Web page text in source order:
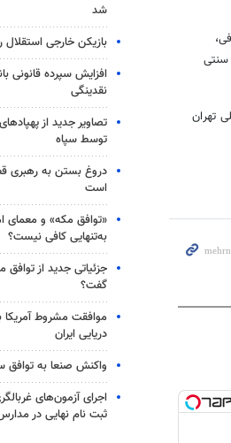
تهران
شد
بازیکن خارجی استقلال
افزایش سپرده قانونی
نقدینگی
تصاویر جدید از
توسط سپاه
دروغ بستن به رهبری
است
«توافق مکه» و معمای
به‌تنهایی کافی نیست؟
جزئیاتی جدید از
گفت؟
موافقت مشروط آمریکا
دریایی ایران
واکنش صنعا به توافق
اجرای آزمون‌های
ثبت نام نهایی در